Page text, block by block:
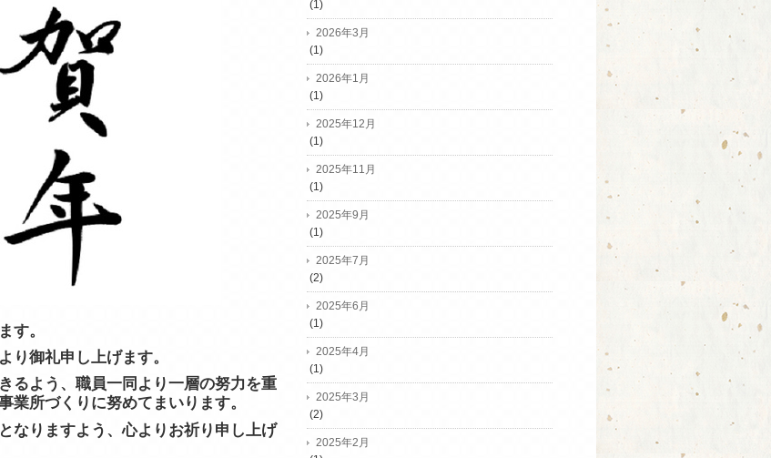
す。
り御礼申し上げます。
るよう、職員一同より一層の努力を重
業所づくりに努めてまいります。
なりますよう、心よりお祈り申し上げ
(1)
2026年3月
(1)
2026年1月
(1)
2025年12月
(1)
2025年11月
(1)
2025年9月
(1)
2025年7月
(2)
2025年6月
(1)
2025年4月
(1)
2025年3月
(2)
2025年2月